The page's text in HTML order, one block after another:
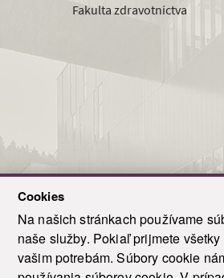
Cookies
Na našich stránkach používame
naše služby. Pokiaľ prijmete
vašim potrebám. Súbory cookie
Fakulta zdravotníctva